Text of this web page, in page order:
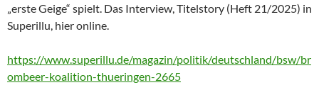
„erste Geige“ spielt. Das Interview, Titelstory (Heft 21/2025) in
Superillu, hier online.
https://www.superillu.de/magazin/politik/deutschland/bsw/br
ombeer-koalition-thueringen-2665